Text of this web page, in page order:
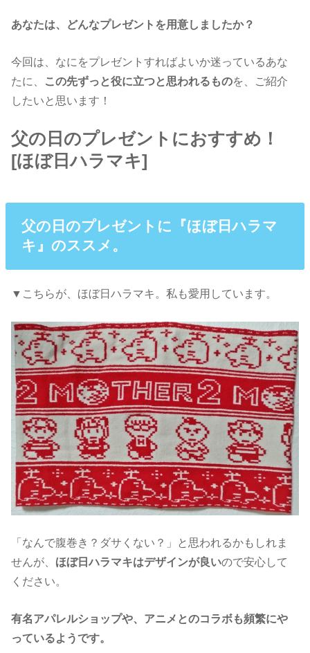
あなたは、どんなプレゼントを用意しましたか？
今回は、なにをプレゼントすればよいか迷っているあな
たに、 この先ずっと役に立つと思われるものを、ご紹介
したいと思います！
父の日のプレゼントにおすすめ！
[ほぼ日ハラマキ]
父の日のプレゼントに『ほぼ日ハラマ
キ』のススメ。
▼こちらが、ほぼ日ハラマキ。私も愛用しています。
「なんで腹巻き？ダサくない？」と思われるかもしれま
せんが、 ほぼ日ハラマキはデザインが良いので安心して
ください。
有名アパレルショップや、アニメとのコラボも頻繁にや
っているようです。